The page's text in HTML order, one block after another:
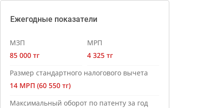
Ежегодные показатели
МЗП
85 000 тг
МРП
4 325 тг
Размер стандартного налогового вычета
14 МРП (60 550 тг)
Максимальный оборот по патенту за год